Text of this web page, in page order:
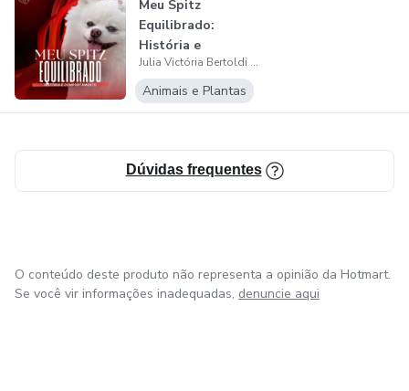
Meu Spitz
Equilibrado:
História e
Comportamento Julia Victória Bertoldi do Prado
Animais e Plantas
Dúvidas frequentes
O conteúdo deste produto não representa a opinião da Hotmart.
Se você vir informações inadequadas, denuncie aqui